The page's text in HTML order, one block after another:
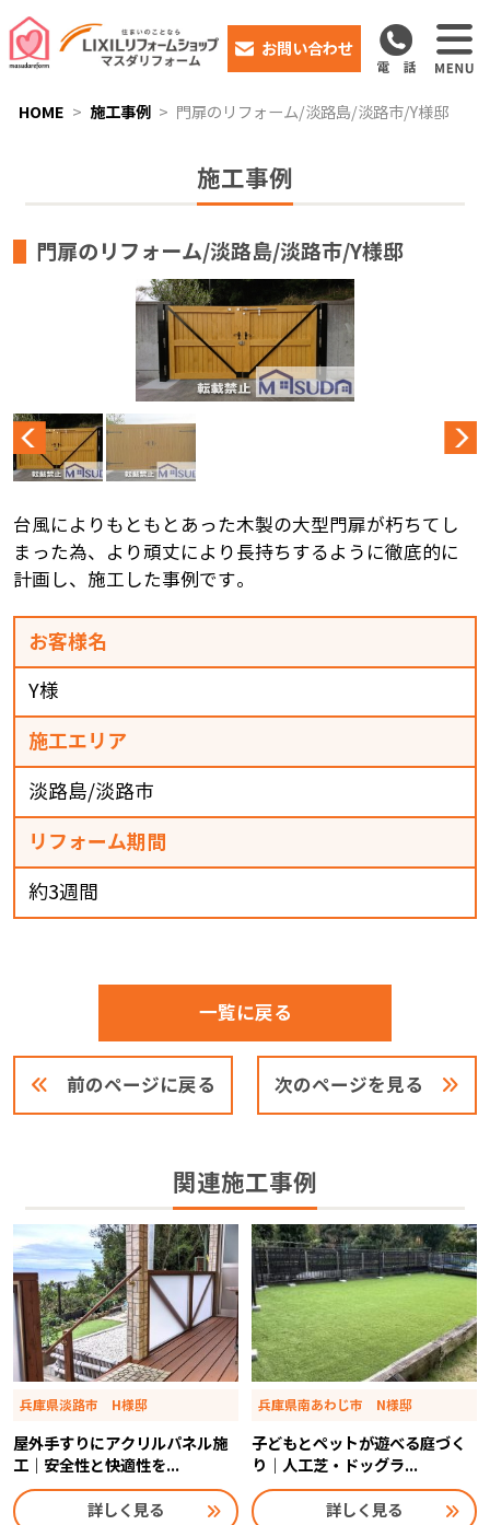
お問い合わせ
HOME 施工事例 門扉のリフォーム/淡路島/淡路市/Y様邸
施工事例
門扉のリフォーム/淡路島/淡路市/Y様邸
台風によりもともとあった木製の大型門扉が朽ちてし
まった為、より頑丈により長持ちするように徹底的に
計画し、施工した事例です。
お客様名
Y様
施工エリア
淡路島/淡路市
リフォーム期間
約3週間
前のページに戻る
一覧に戻る
次のページを見る
関連施工事例
兵庫県淡路市 H様邸
屋外手すりにアクリルパネル施
工｜安全性と快適性を...
詳しく見る
兵庫県南あわじ市 N様邸
子どもとペットが遊べる庭づく
り｜人工芝・ドッグラ...
詳しく見る